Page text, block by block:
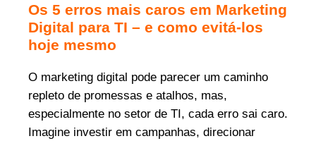
Os 5 erros mais caros em Marketing
Digital para TI – e como evitá-los
hoje mesmo
O marketing digital pode parecer um caminho
repleto de promessas e atalhos, mas,
especialmente no setor de TI, cada erro sai caro.
Imagine investir em campanhas, direcionar